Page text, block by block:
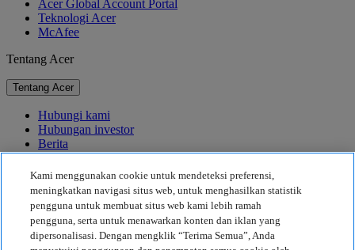
Acer Global Account Portal
Teknologi Acer
McAfee
Tentang Acer
Tentang Acer
Hubungi kami
Hubungan investor
Berita
Penghargaan
Acara
Keberlanjutan
Keberlanjutan
Kami menggunakan cookie untuk mendeteksi preferensi,
meningkatkan navigasi situs web, untuk menghasilkan statistik
pengguna untuk membuat situs web kami lebih ramah
pengguna, serta untuk menawarkan konten dan iklan yang
dipersonalisasi. Dengan mengklik “Terima Semua”, Anda